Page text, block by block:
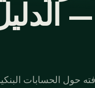
حول الحسابات